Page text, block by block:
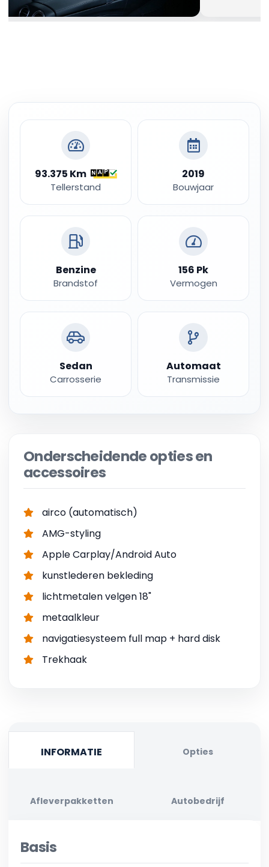
93.375 Km
Tellerstand
2019
Bouwjaar
Benzine
Brandstof
156 Pk
Vermogen
Sedan
Carrosserie
Automaat
Transmissie
Onderscheidende opties en
accessoires
airco (automatisch)
AMG-styling
Apple Carplay/Android Auto
kunstlederen bekleding
lichtmetalen velgen 18"
metaalkleur
navigatiesysteem full map + hard disk
Trekhaak
INFORMATIE Opties
Afleverpakketten Autobedrijf
Basis